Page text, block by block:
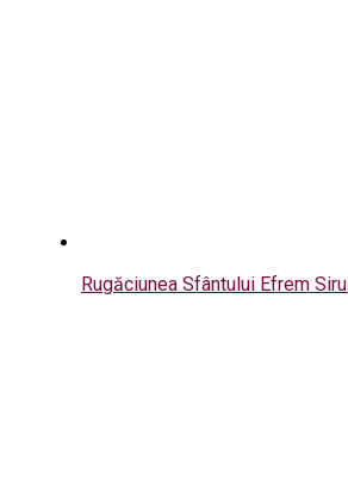
Rugăciunea Sfântului Efrem Sirul